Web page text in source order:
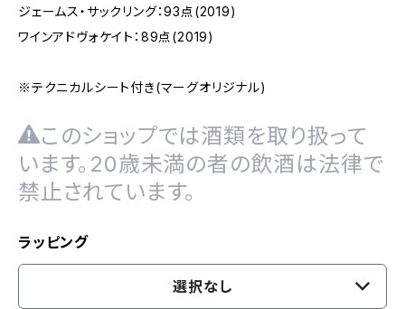
ジェームス・サックリング：93点(2019)
ワインアドヴォケイト：89点(2019)
※テクニカルシート付き(マーグオリジナル)
このショップでは酒類を取り扱って
います。20歳未満の者の飲酒は法律で
禁止されています。
ラッピング
選択なし